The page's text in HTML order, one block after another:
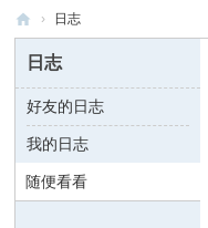
通
社
友
› 日志
日志
好友的日志
我的日志
随便看看